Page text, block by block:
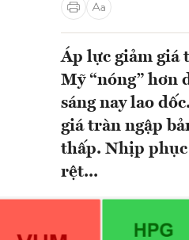
Áp lực giảm giá
Mỹ “nóng” hơn
sáng nay lao
giá tràn ngập
thấp. Nhịp phục
rệt...